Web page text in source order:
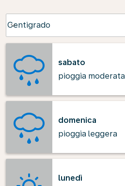
Centigrado
keyboard_arrow_down
sabato
pioggia moderata
domenica
pioggia leggera
lunedì